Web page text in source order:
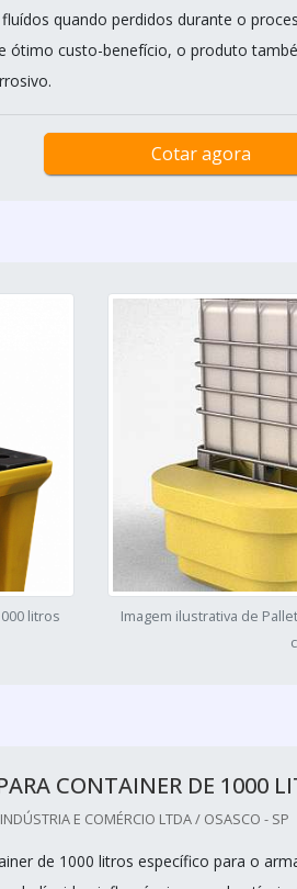
quando perdidos durante o
ótimo custo-benefício, o produto
Cotar agora
litros
Imagem ilustrativa de
CONTAINER DE 1000
E COMÉRCIO LTDA / OSASCO - SP
de 1000 litros específico para o